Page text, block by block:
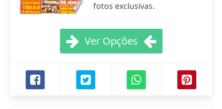
fotos exclusivas.
Ver Opções